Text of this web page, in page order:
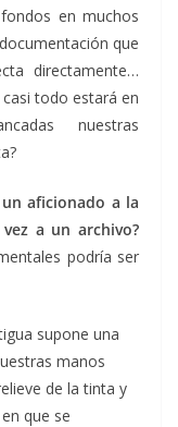
en muchos
que
directamente…
todo estará en
nuestras
aficionado a la
a un archivo?
podría ser
supone una
manos
de la tinta y
que se